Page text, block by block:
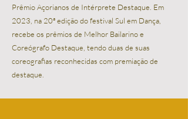
Prêmio Açorianos de Intérprete Destaque. Em
2023, na 20ª edição do festival Sul em Dança,
recebe os prêmios de Melhor Bailarino e
Coreógrafo Destaque, tendo duas de suas
coreografias reconhecidas com premiação de
destaque.